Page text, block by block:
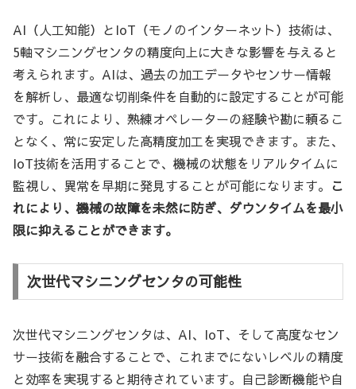
AI（人工知能）とIoT（モノのインターネット）技術は、
5軸マシニングセンタの精度向上に大きな影響を与えると
考えられます。AIは、過去の加工データやセンサー情報
を解析し、最適な切削条件を自動的に設定することが可能
です。これにより、熟練オペレーターの経験や勘に頼るこ
となく、常に安定した高精度加工を実現できます。また、
IoT技術を活用することで、機械の状態をリアルタイムに
監視し、異常を早期に発見することが可能になります。 こ
れにより、機械の故障を未然に防ぎ、ダウンタイムを最小
限に抑えることができます。
次世代マシニングセンタの可能性
次世代マシニングセンタは、AI、IoT、そして高度なセン
サー技術を融合することで、これまでにないレベルの精度
と効率を実現すると期待されています。自己診断機能や自